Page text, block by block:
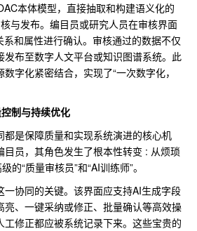
本体模型，直接抽取和构建语义化的
与发布。编目员或研究人员在审核界面
和属性进行确认。审核通过的数据不仅
发布至数字人文平台或知识图谱系统。此
字化紧密结合，实现了“一次数字化，
制与持续优化
都是保障质量和实现系统演进的核心机
员，其角色发生了根本性转变 : 从烦琐
的“质量审核员”和“AI训练师”。
一协同的关键。该界面应支持AI生成字段
亮、一键采纳或修正、批量确认等高效操
修正都应被系统记录下来。这些宝贵的